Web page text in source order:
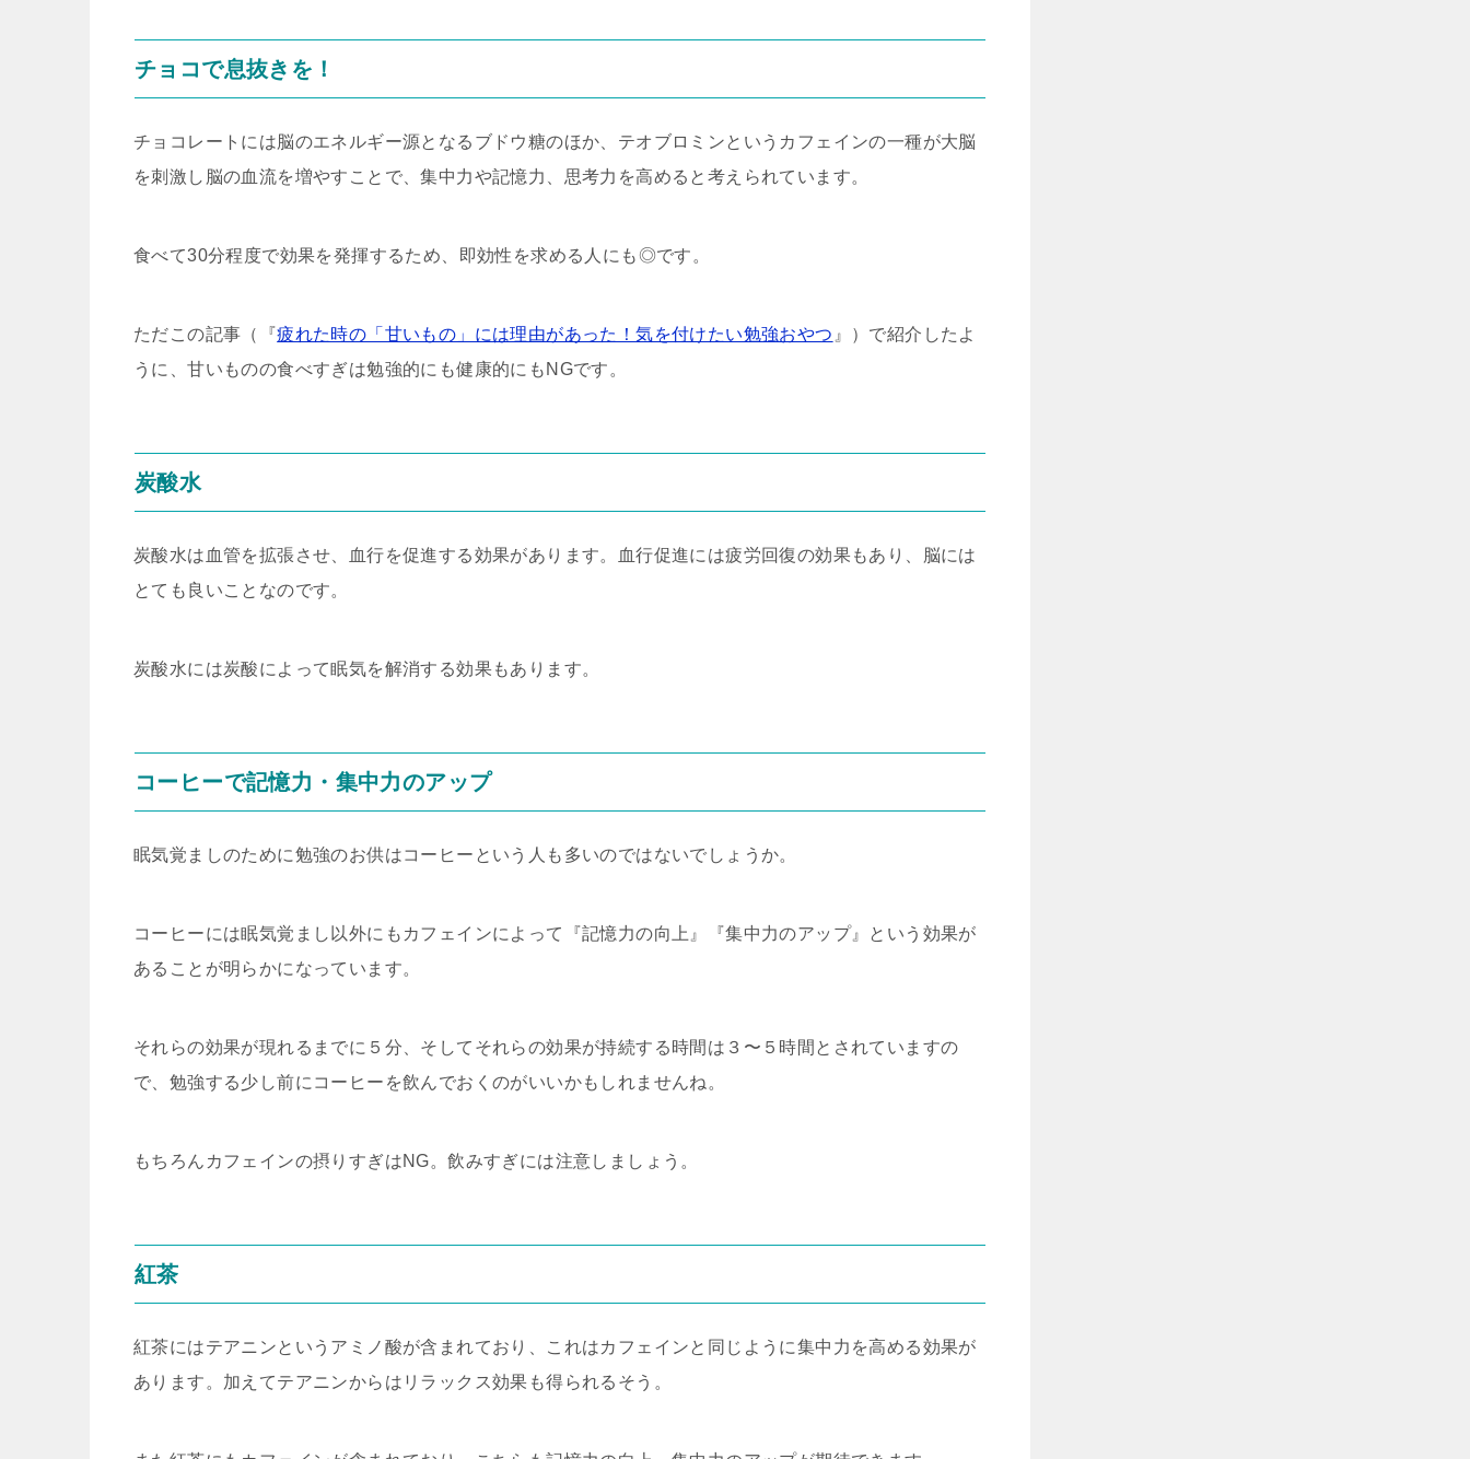
チョコで息抜きを！
チョコレートには脳のエネルギー源となるブドウ糖のほか、テオブロミンというカフェインの一種が大脳
を刺激し脳の血流を増やすことで、集中力や記憶力、思考力を高めると考えられています。
食べて30分程度で効果を発揮するため、即効性を求める人にも◎です。
ただこの記事（『疲れた時の「甘いもの」には理由があった！気を付けたい勉強おやつ 』）で紹介したよ
うに、甘いものの食べすぎは勉強的にも健康的にもNGです。
炭酸水
炭酸水は血管を拡張させ、血行を促進する効果があります。血行促進には疲労回復の効果もあり、脳には
とても良いことなのです。
炭酸水には炭酸によって眠気を解消する効果もあります。
コーヒーで記憶力・集中力のアップ
眠気覚ましのために勉強のお供はコーヒーという人も多いのではないでしょうか。
コーヒーには眠気覚まし以外にもカフェインによって『記憶力の向上』『集中力のアップ』という効果が
あることが明らかになっています。
それらの効果が現れるまでに５分、そしてそれらの効果が持続する時間は３〜５時間とされていますの
で、勉強する少し前にコーヒーを飲んでおくのがいいかもしれませんね。
もちろんカフェインの摂りすぎはNG。飲みすぎには注意しましょう。
紅茶
紅茶にはテアニンというアミノ酸が含まれており、これはカフェインと同じように集中力を高める効果が
あります。加えてテアニンからはリラックス効果も得られるそう。